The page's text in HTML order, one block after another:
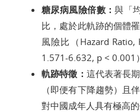
糖尿病風險倍數：與「
比，處於此軌跡的個體
風險比（Hazard
1.571-6.632, p < 0.001
軌跡特徵： 這代表著長
（即便有下降趨勢）且
對中國成年人具有極高的